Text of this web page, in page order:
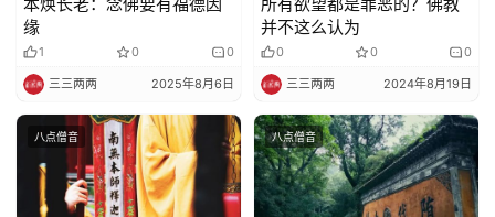
政
策
法
规
责
缘
1 0 0
三三两两 2025年8月6日
并不这么认为
0 0 0
三三两两 2024年8月19日
八点僧音 八点僧音